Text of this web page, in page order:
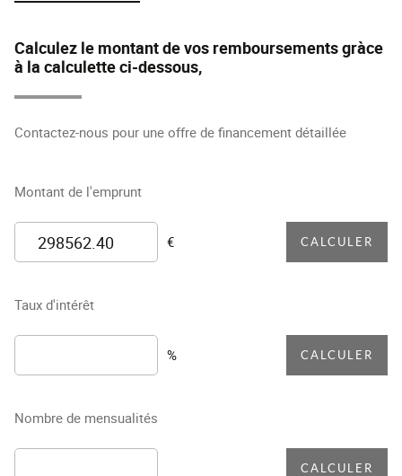
Calculez le montant de vos remboursements gràce
à la calculette ci-dessous,
Contactez-nous pour une offre de financement détaillée
Montant de l'emprunt
€ CALCULER
Taux d'intérêt
% CALCULER
Nombre de mensualités
CALCULER